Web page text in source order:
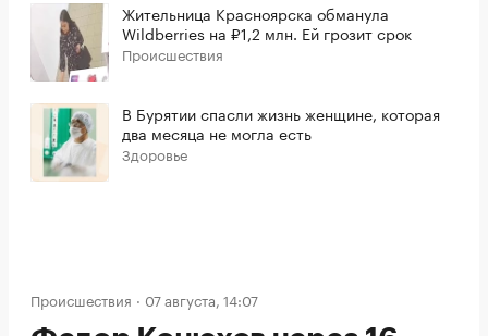
Жительница Красноярска обманула
Wildberries на ₽1,2 млн. Ей грозит срок
Происшествия
В Бурятии спасли жизнь женщине, которая
два месяца не могла есть
Здоровье
Происшествия 07 августа, 14:07